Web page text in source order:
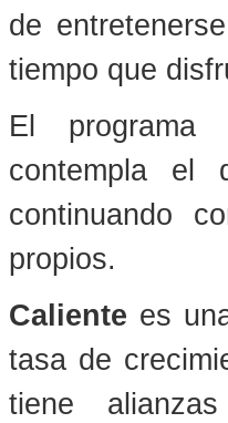
de
tiempo que
El
contempla el
continuando
propios.
Caliente es
tasa de
tiene